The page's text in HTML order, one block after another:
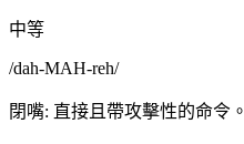
中等
/dah-MAH-reh/
閉嘴: 直接且帶攻擊性的命令。